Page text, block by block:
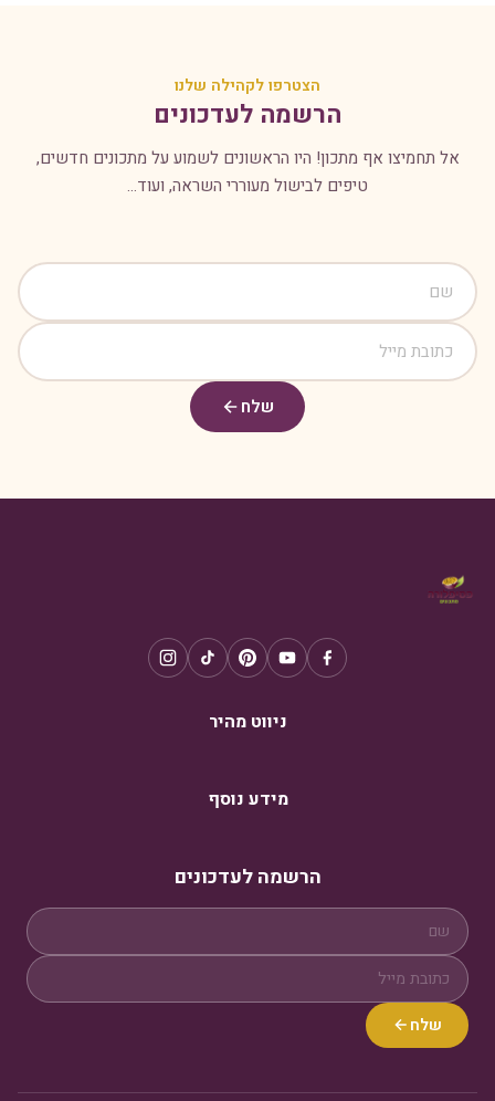
הצטרפו לקהילה שלנו
הרשמה לעדכונים
אל תחמיצו אף מתכון! היו הראשונים לשמוע על מתכונים חדשים,
טיפים לבישול מעוררי השראה, ועוד...
שלח
ניווט מהיר
מידע נוסף
הרשמה לעדכונים
שלח